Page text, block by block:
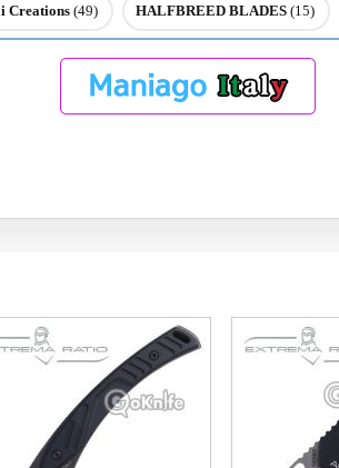
Creations (49) HALFBREED BLADES (15)